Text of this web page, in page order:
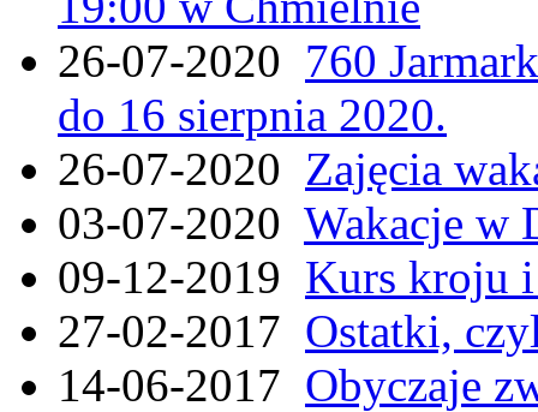
26-07-2020 760
do 16 sierpnia 2020.
26-07-2020 Zajęcia
03-07-2020 Wakacje w
09-12-2019 Kurs kroju i
27-02-2017 Ostatki,
14-06-2017 Obyczaje